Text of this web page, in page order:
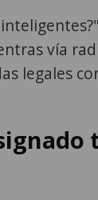
vía
legales